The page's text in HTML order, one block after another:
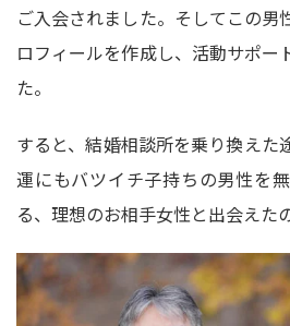
ご入会されました。そしてこの男
ロフィールを作成し、活動サポー
た。
すると、結婚相談所を乗り換えた
運にもバツイチ子持ちの男性を
る、理想のお相手女性と出会えた